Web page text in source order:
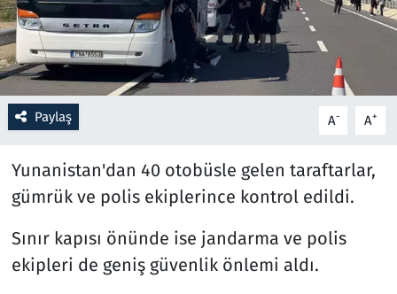
Paylaş A- A+
Yunanistan'dan 40 otobüsle gelen taraftarlar,
gümrük ve polis ekiplerince kontrol edildi.
Sınır kapısı önünde ise jandarma ve polis
ekipleri de geniş güvenlik önlemi aldı.
Rüya Tabirleri
Sağlık
Savunma Sanayi
Spor
Teknoloji ve Bilim